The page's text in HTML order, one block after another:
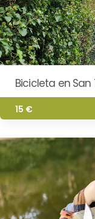
Bicicleta en San
15 €